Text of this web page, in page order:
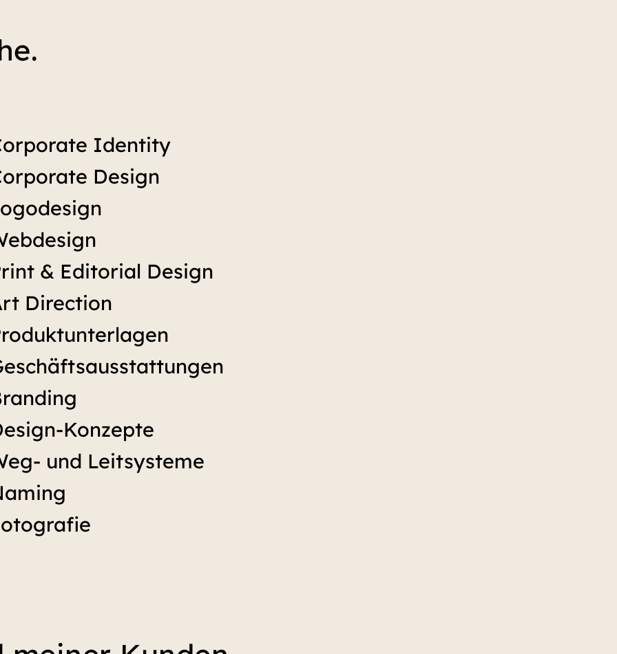
Identity
Design
& Editorial Design
Direction
Konzepte
und Leitsysteme